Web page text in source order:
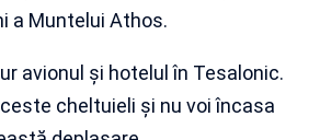
a Muntelui Athos.
avionul și hotelul în Tesalonic.
cheltuieli și nu voi încasa